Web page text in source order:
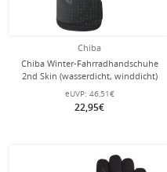
Chiba
Chiba Winter-Fahrradhandschuhe
2nd Skin (wasserdicht, winddicht)
schwarz - 1 Paar
eUVP: 46,51€
22,95€